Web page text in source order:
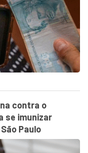
contra o
se imunizar
Paulo